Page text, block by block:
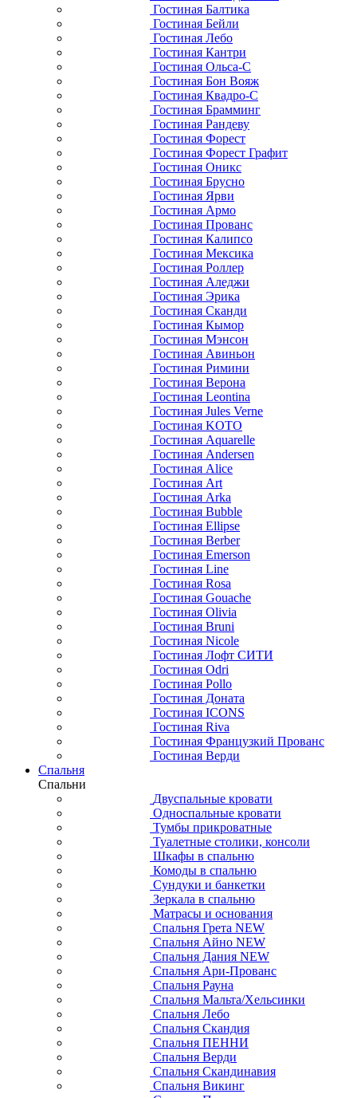
Гостиная Балтика
Гостиная Бейли
Гостиная Лебо
Гостиная Кантри
Гостиная Ольса-С
Гостиная Бон Вояж
Гостиная Квадро-С
Гостиная Брамминг
Гостиная Рандеву
Гостиная Форест
Гостиная Форест Графит
Гостиная Оникс
Гостиная Брусно
Гостиная Ярви
Гостиная Армо
Гостиная Прованс
Гостиная Калипсо
Гостиная Мексика
Гостиная Роллер
Гостиная Аледжи
Гостиная Эрика
Гостиная Сканди
Гостиная Кымор
Гостиная Мэнсон
Гостиная Авиньон
Гостиная Римини
Гостиная Верона
Гостиная Leontina
Гостиная Jules Verne
Гостиная KOTO
Гостиная Aquarelle
Гостиная Andersen
Гостиная Alice
Гостиная Art
Гостиная Arka
Гостиная Bubble
Гостиная Ellipse
Гостиная Berber
Гостиная Emerson
Гостиная Line
Гостиная Rosa
Гостиная Gouache
Гостиная Olivia
Гостиная Bruni
Гостиная Nicole
Гостиная Лофт СИТИ
Гостиная Odri
Гостиная Pollo
Гостиная Доната
Гостиная ICONS
Гостиная Riva
Гостиная Французкий Прованс
Гостиная Верди
Спальня
Спальни
Двуспальные кровати
Односпальные кровати
Тумбы прикроватные
Туалетные столики, консоли
Шкафы в спальню
Комоды в спальню
Сундуки и банкетки
Зеркала в спальню
Матрасы и основания
Спальня Грета NEW
Спальня Айно NEW
Спальня Дания NEW
Спальня Ари-Прованс
Спальня Рауна
Спальня Мальта/Хельсинки
Спальня Лебо
Спальня Скандия
Спальня ПЕННИ
Спальня Верди
Спальня Скандинавия
Спальня Викинг